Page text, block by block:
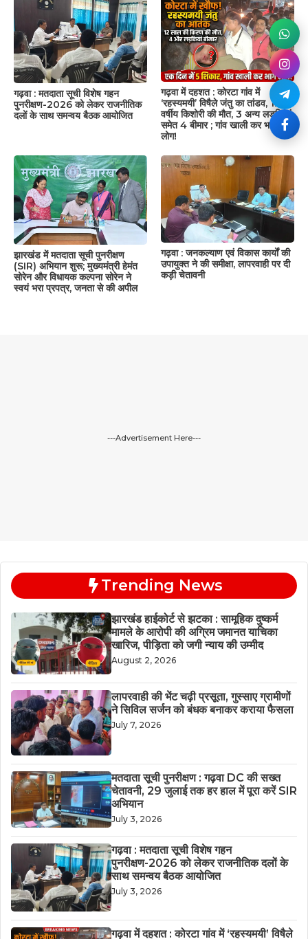
गढ़वा : मतदाता सूची विशेष गहन
पुनरीक्षण-2026 को लेकर राजनीतिक
दलों के साथ समन्वय बैठक आयोजित
गढ़वा में दहशत : कोरटा गांव में
‘रहस्यमयी’ विषैले जंतु का तांडव, 12
वर्षीय किशोरी की मौत, 3 अन्य लड़कियां
समेत 4 बीमार ; गांव खाली कर भागे कई
लोग!
झारखंड में मतदाता सूची पुनरीक्षण
(SIR) अभियान शुरू; मुख्यमंत्री हेमंत
सोरेन और विधायक कल्पना सोरेन ने
स्वयं भरा प्रपत्र, जनता से की अपील
गढ़वा : जनकल्याण एवं विकास कार्यों की
उपायुक्त ने की समीक्षा, लापरवाही पर दी
कड़ी चेतावनी
---Advertisement Here---
Trending News
झारखंड हाईकोर्ट से झटका : सामूहिक दुष्कर्म
मामले के आरोपी की अग्रिम जमानत याचिका
खारिज, पीड़िता को जगी न्याय की उम्मीद
August 2, 2026
लापरवाही की भेंट चढ़ी प्रसूता, गुस्साए ग्रामीणों
ने सिविल सर्जन को बंधक बनाकर कराया फैसला
July 7, 2026
मतदाता सूची पुनरीक्षण : गढ़वा DC की सख्त
चेतावनी, 29 जुलाई तक हर हाल में पूरा करें SIR
अभियान
July 3, 2026
गढ़वा : मतदाता सूची विशेष गहन
पुनरीक्षण-2026 को लेकर राजनीतिक दलों के
साथ समन्वय बैठक आयोजित
July 3, 2026
गढ़वा में दहशत : कोरटा गांव में ‘रहस्यमयी’ विषैले